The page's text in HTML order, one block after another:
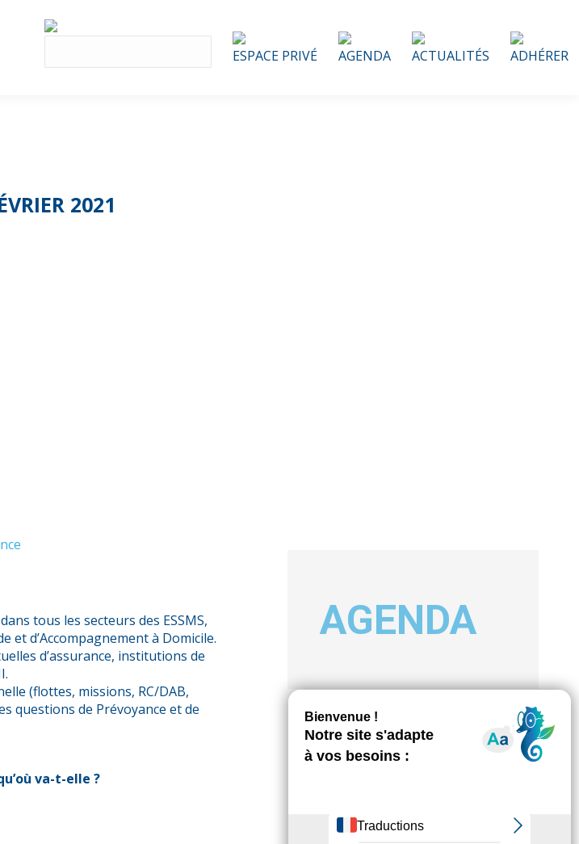
ESPACE PRIVÉ AGENDA ACTUALITÉS ADHÉRER
2021
tous les secteurs des ESSMS,
et d’Accompagnement à Domicile.
d’assurance, institutions de
(flottes, missions, RC/DAB,
questions de Prévoyance et de
va-t-elle ?
AGENDA